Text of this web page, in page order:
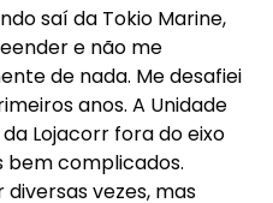
saí da Tokio Marine,
e não me
de nada. Me desafiei
anos. A Unidade
Lojacorr fora do eixo
bem complicados.
vezes, mas